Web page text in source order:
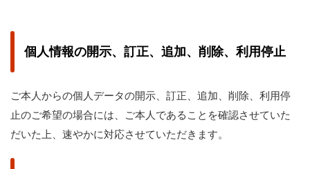
個人情報の開示、訂正、追加、削除、利用停止
ご本人からの個人データの開示、訂正、追加、削除、利用停
止のご希望の場合には、ご本人であることを確認させていた
だいた上、速やかに対応させていただきます。